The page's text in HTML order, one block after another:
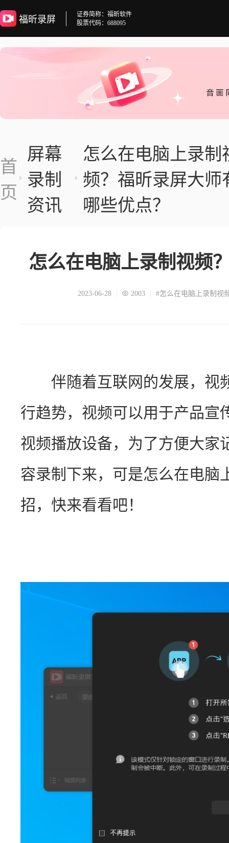
福昕录屏
证券简称：福昕软件
股票代码：688095
首
页
屏幕
录制
资讯
怎么在电脑上录制
频？福昕录屏大师
哪些优点？
怎么在电脑上录制视频
2023-06-28 2003 #怎么在电脑上录制视
伴随着互联网的发展，视
行趋势，视频可以用于产品宣
视频播放设备，为了方便大家
容录制下来，可是怎么在电脑
招，快来看看吧！